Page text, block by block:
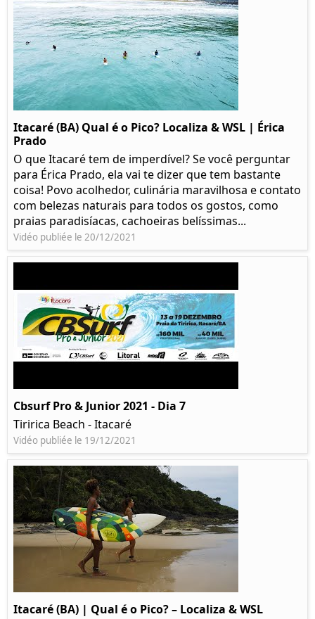
Itacaré (BA) Qual é o Pico? Localiza & WSL | Érica
Prado​
O que Itacaré tem de imperdível? Se você perguntar
para Érica Prado, ela vai te dizer que tem bastante
coisa!​ Povo acolhedor, culinária maravilhosa e contato
com belezas naturais para todos os gostos, como
praias paradisíacas, cachoeiras belíssimas...
Vidéo publiée le 20/12/2021
Cbsurf Pro & Junior 2021 - Dia 7
Tiririca Beach - Itacaré
Vidéo publiée le 19/12/2021
Itacaré (BA) | Qual é o Pico? – Localiza & WSL​​